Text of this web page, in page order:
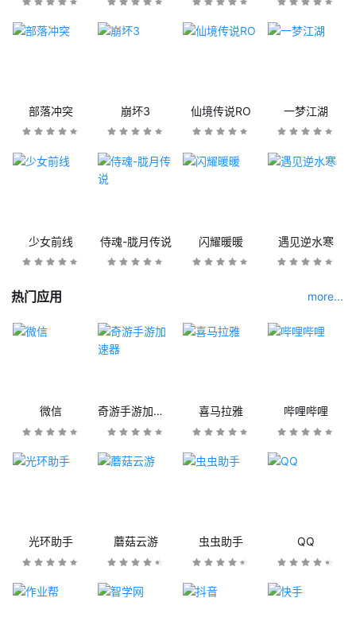
部落冲突 崩坏3 仙境传说RO 一梦江湖
少女前线 侍魂-胧月传说 闪耀暖暖 遇见逆水寒
热门应用 more...
微信 奇游手游加速器 喜马拉雅 哔哩哔哩
光环助手 蘑菇云游 虫虫助手 QQ